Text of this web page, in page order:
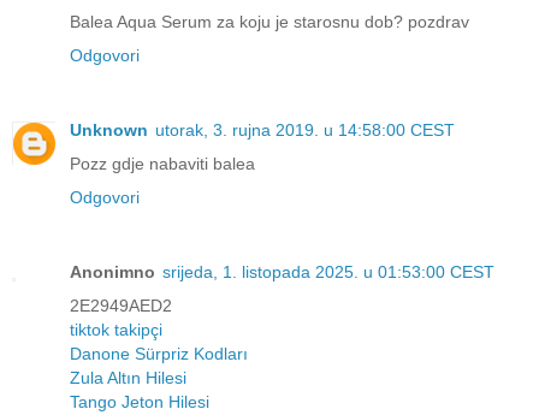
Balea Aqua Serum za koju je starosnu dob? pozdrav
Odgovori
Unknown utorak, 3. rujna 2019. u 14:58:00 CEST
Pozz gdje nabaviti balea
Odgovori
Anonimno srijeda, 1. listopada 2025. u 01:53:00 CEST
2E2949AED2
tiktok takipçi
Danone Sürpriz Kodları
Zula Altın Hilesi
Tango Jeton Hilesi